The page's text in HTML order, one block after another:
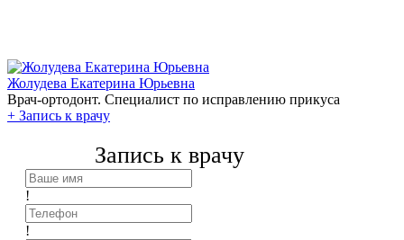
Жолудева Екатерина Юрьевна
Врач-ортодонт. Специалист по исправлению прикуса
+ Запись к врачу
Запись к врачу
!
!